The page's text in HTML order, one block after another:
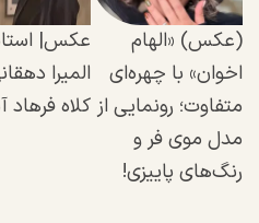
(عکس) «الهام
اخوان» با چهره‌ای
متفاوت؛ رونمایی از
مدل موی فر و
رنگ‌های پاییزی!
عکس|
المیرا
کلاه